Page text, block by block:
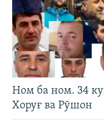
Ном ба ном. 34
Хоруғ ва Рӯшон